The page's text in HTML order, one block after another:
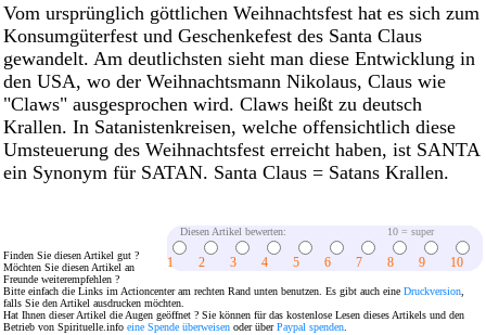
Vom ursprünglich göttlichen Weihnachtsfest hat es sich zum
Konsumgüterfest und Geschenkefest des Santa Claus
gewandelt. Am deutlichsten sieht man diese Entwicklung in
den USA, wo der Weihnachtsmann Nikolaus, Claus wie
"Claws" ausgesprochen wird. Claws heißt zu deutsch
Krallen. In Satanistenkreisen, welche offensichtlich diese
Umsteuerung des Weihnachtsfest erreicht haben, ist SANTA
ein Synonym für SATAN. Santa Claus = Satans Krallen.
Diesen Artikel bewerten: 10 = super
1 2 3 4 5 6 7 8 9 10
Finden Sie diesen Artikel gut ?
Möchten Sie diesen Artikel an
Freunde weiterempfehlen ?
Bitte einfach die Links im Actioncenter am rechten Rand unten benutzen. Es gibt auch eine Druckversion,
falls Sie den Artikel ausdrucken möchten.
Hat Ihnen dieser Artikel die Augen geöffnet ? Sie können für das kostenlose Lesen dieses Artikels und den
Betrieb von Spirituelle.info eine Spende überweisen oder überPaypal spenden.